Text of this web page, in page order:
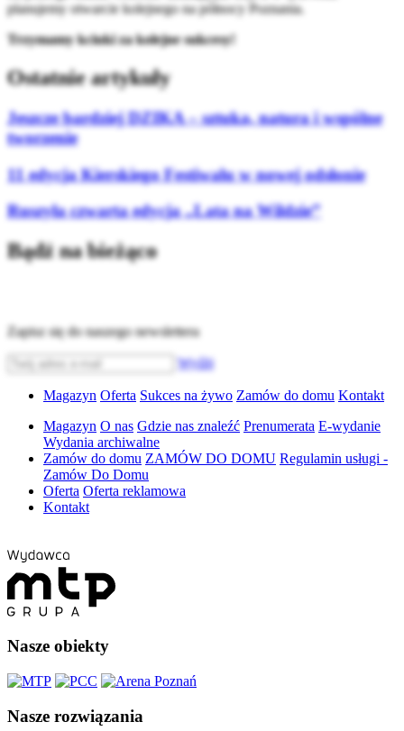
planujemy otwarcie kolejnego na północy Poznania.
Trzymamy kciuki za kolejne sukcesy!
Ostatnie artykuły
Jeszcze bardziej DZIKA – sztuka, natura i wspólne
tworzenie
11 edycja Kierskiego Festiwalu w nowej odsłonie
Ruszyła czwarta edycja „Lata na Wildzie”
Bądź na bieżąco
Zapisz się do naszego newslettera
Wyślij
Magazyn Oferta Sukces na żywo Zamów do domu Kontakt
Magazyn O nas Gdzie nas znaleźć Prenumerata E-wydanie
Wydania archiwalne
Zamów do domu ZAMÓW DO DOMU Regulamin usługi -
Zamów Do Domu
Oferta Oferta reklamowa
Kontakt
Nasze obiekty
Nasze rozwiązania